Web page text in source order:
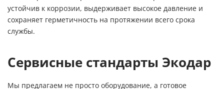
устойчив к коррозии, выдерживает высокое давление и
сохраняет герметичность на протяжении всего срока
службы.
Сервисные стандарты Экодар
Мы предлагаем не просто оборудование, а готовое